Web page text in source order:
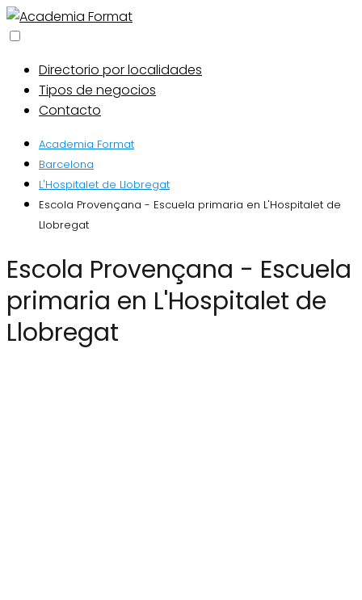
Directorio por localidades
Tipos de negocios
Contacto
Academia Format
Barcelona
L'Hospitalet de Llobregat
Escola Provençana - Escuela primaria en L'Hospitalet de
Llobregat
Escola Provençana - Escuela
primaria en L'Hospitalet de
Llobregat